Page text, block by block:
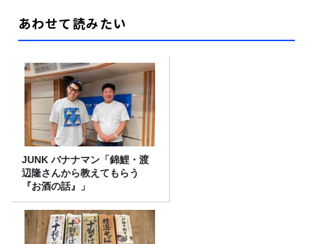
あわせて読みたい
JUNK バナナマン「錦鯉・渡
辺隆さんから教えてもらう
『お酒の話』」